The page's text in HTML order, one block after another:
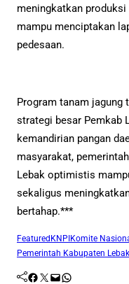
meningkatkan
mampu menciptakan
pedesaan.
Program tanam jagung
strategi besar Pemkab
kemandirian pangan
masyarakat,
Lebak optimistis
sekaligus
bertahap.***
FeaturedKNPIKomite
Pemerintah Kabupaten Lebak
Facebook Twitter Mail WhatsApp